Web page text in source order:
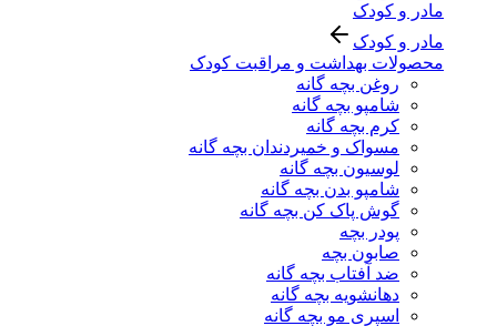
مادر و کودک
مادر و کودک
محصولات بهداشت و مراقبت کودک
روغن بچه گانه
شامپو بچه گانه
کرم بچه گانه
مسواک و خمیردندان بچه گانه
لوسیون بچه گانه
شامپو بدن بچه گانه
گوش پاک کن بچه گانه
پودر بچه
صابون بچه
ضد آفتاب بچه گانه
دهانشویه بچه گانه
اسپری مو بچه گانه